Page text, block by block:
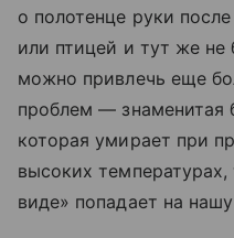
о полотенце руки
или птицей и тут же не
можно привлечь еще
проблем — знаменитая
которая умирает при
высоких
виде» попадает на